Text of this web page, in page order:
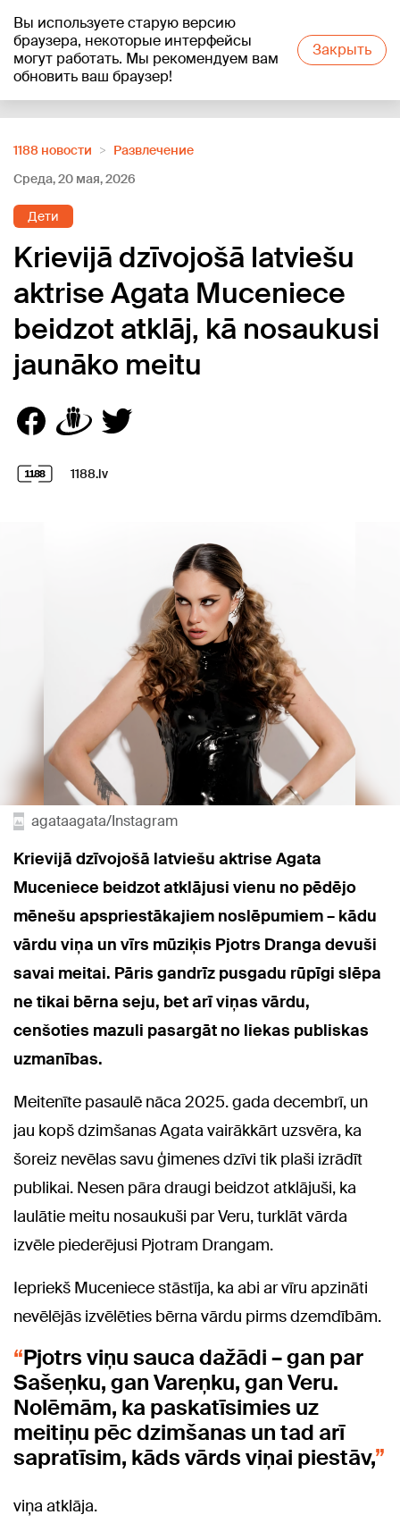
Вы используете старую версию
браузера, некоторые интерфейсы
могут работать. Мы рекомендуем вам
обновить ваш браузер!
Закрыть
+21°C
1188 новости
Развлечение
Среда, 20 мая, 2026
Дети
Krievijā dzīvojošā latviešu
aktrise Agata Muceniece
beidzot atklāj, kā nosaukusi
jaunāko meitu
1188.lv
agataagata/Instagram
Krievijā dzīvojošā latviešu aktrise Agata
Muceniece beidzot atklājusi vienu no pēdējo
mēnešu apspriestākajiem noslēpumiem – kādu
vārdu viņa un vīrs mūziķis Pjotrs Dranga devuši
savai meitai. Pāris gandrīz pusgadu rūpīgi slēpa
ne tikai bērna seju, bet arī viņas vārdu,
cenšoties mazuli pasargāt no liekas publiskas
uzmanības.
Meitenīte pasaulē nāca 2025. gada decembrī, un
jau kopš dzimšanas Agata vairākkārt uzsvēra, ka
šoreiz nevēlas savu ģimenes dzīvi tik plaši izrādīt
publikai. Nesen pāra draugi beidzot atklājuši, ka
laulātie meitu nosaukuši par Veru, turklāt vārda
izvēle piederējusi Pjotram Drangam.
Iepriekš Muceniece stāstīja, ka abi ar vīru apzināti
nevēlējās izvēlēties bērna vārdu pirms dzemdībām.
Pjotrs viņu sauca dažādi – gan par
Sašeņku, gan Vareņku, gan Veru.
Nolēmām, ka paskatīsimies uz
meitiņu pēc dzimšanas un tad arī
sapratīsim, kāds vārds viņai piestāv,
viņa atklāja.